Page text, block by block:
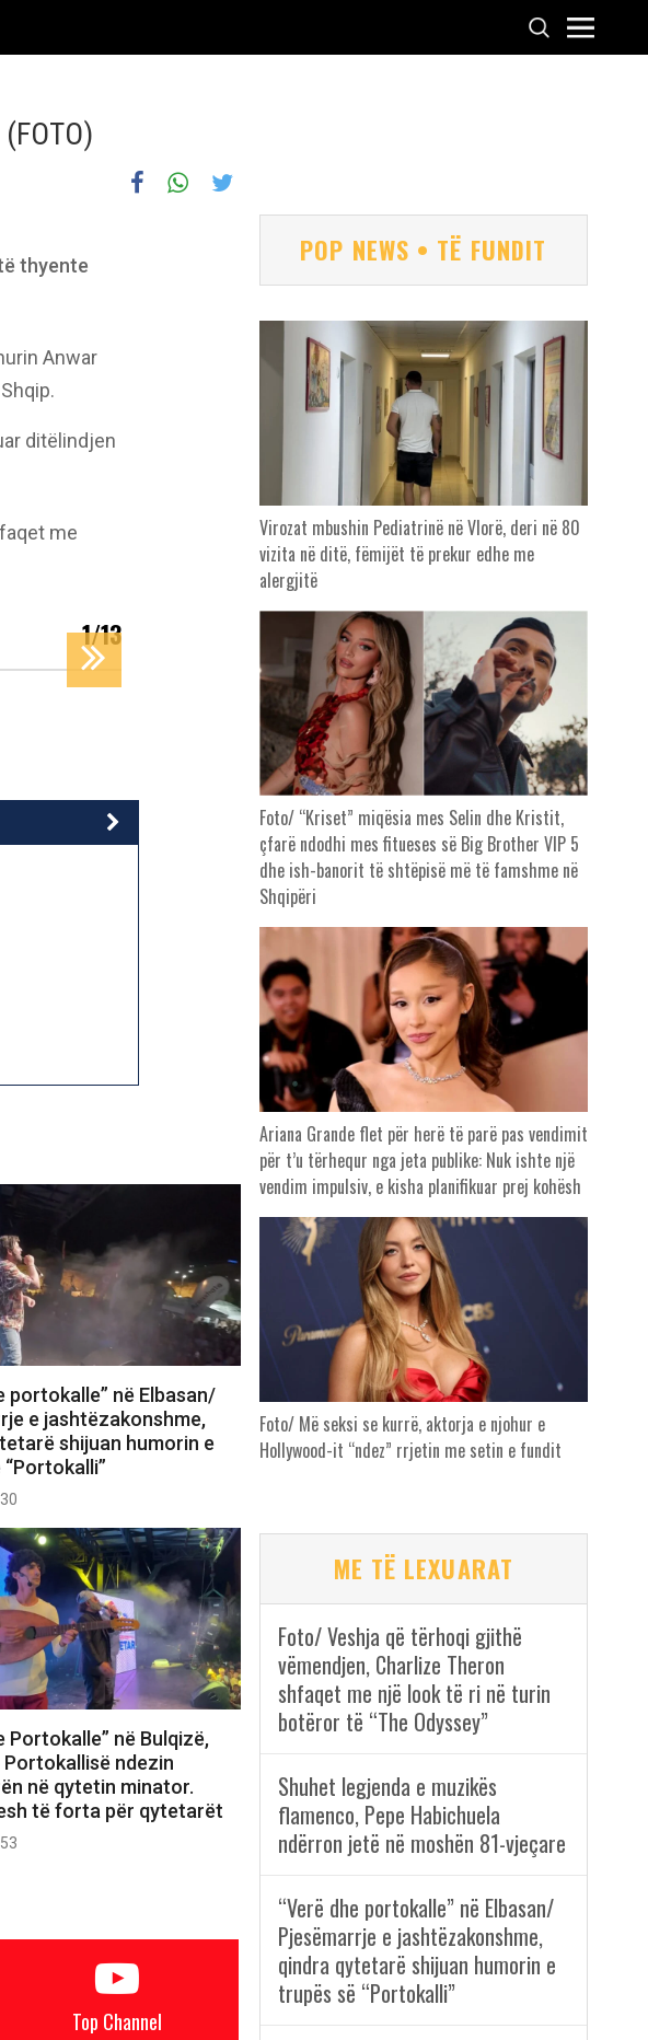
thyente
Anwar
ditëlindjen
me
1/13
portokalle” në Elbasan/
e jashtëzakonshme,
shijuan humorin e
Portokalle” në Bulqizë,
ndezin
në qytetin minator.
të forta për qytetarët
Top Channel
POP NEWS • TË FUNDIT
Virozat mbushin Pediatrinë në Vlorë, deri në 80
vizita në ditë, fëmijët të prekur edhe me
alergjitë
Foto/ “Kriset” miqësia mes Selin dhe Kristit,
çfarë ndodhi mes fitueses së Big Brother VIP 5
dhe ish-banorit të shtëpisë më të famshme në
Shqipëri
Ariana Grande flet për herë të parë pas vendimit
për t’u tërhequr nga jeta publike: Nuk ishte një
vendim impulsiv, e kisha planifikuar prej kohësh
Foto/ Më seksi se kurrë, aktorja e njohur e
Hollywood-it “ndez” rrjetin me setin e fundit
ME TË LEXUARAT
Foto/ Veshja që tërhoqi gjithë
vëmendjen, Charlize Theron
shfaqet me një look të ri në turin
botëror të “The Odyssey”
Shuhet legjenda e muzikës
flamenco, Pepe Habichuela
ndërron jetë në moshën 81-vjeçare
“Verë dhe portokalle” në Elbasan/
Pjesëmarrje e jashtëzakonshme,
qindra qytetarë shijuan humorin e
trupës së “Portokalli”